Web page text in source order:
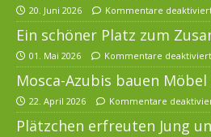
20. Juni 2026 Kommentare
Ein schöner Platz zum
01. Mai 2026 Kommentare deaktiviert
Mosca-Azubis bauen
22. April 2026 Kommentare
Plätzchen erfreuten Jung